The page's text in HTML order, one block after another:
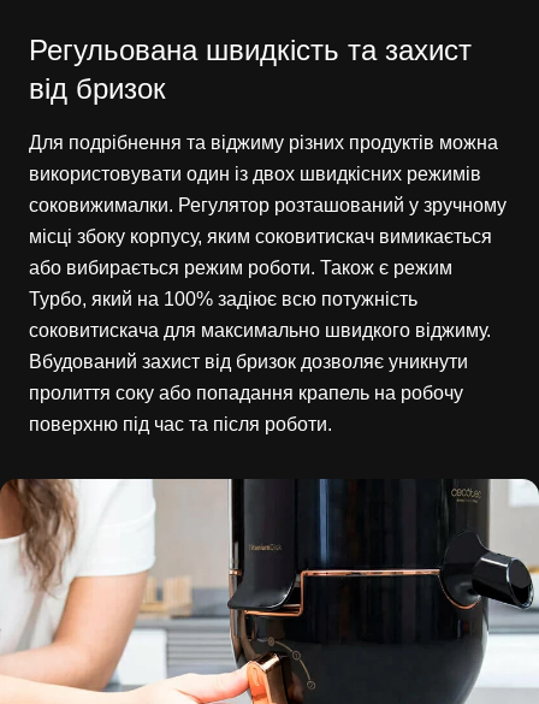
Регульована швидкість та захист
від бризок
Для подрібнення та віджиму різних продуктів можна
використовувати один із двох швидкісних режимів
соковижималки. Регулятор розташований у зручному
місці збоку корпусу, яким соковитискач вимикається
або вибирається режим роботи. Також є режим
Турбо, який на 100% задіює всю потужність
соковитискача для максимально швидкого віджиму.
Вбудований захист від бризок дозволяє уникнути
пролиття соку або попадання крапель на робочу
поверхню під час та після роботи.